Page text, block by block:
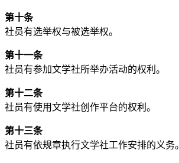
第十条
社员有选举权与被选举权。
第十一条
社员有参加文学社所举办活动的权利。
第十二条
社员有使用文学社创作平台的权利。
第十三条
社员有依规章执行文学社工作安排的义务。